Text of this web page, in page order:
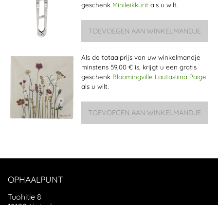
geschenk Minileikkurit als u wilt.
Als de totaalprijs van uw winkelmandje
minstens 59,00 € is, krijgt u een gratis
geschenk Bloomingville Lautasliina Paige
als u wilt.
OPHAALPUNT
Tuohitie 8